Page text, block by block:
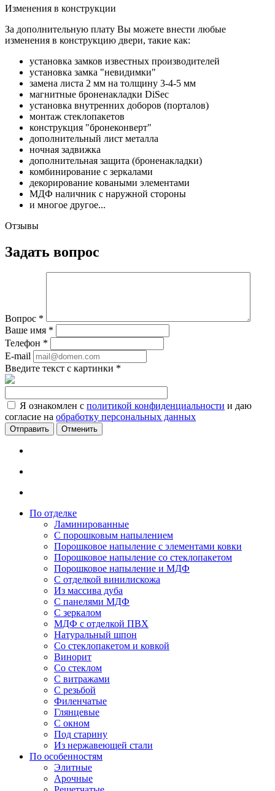
Изменения в конструкции
За дополнительную плату Вы можете внести любые
изменения в конструкцию двери, такие как:
установка замков известных производителей
установка замка "невидимки"
замена листа 2 мм на толщину 3-4-5 мм
магнитные броненакладки DiSec
установка внутренних доборов (порталов)
монтаж стеклопакетов
конструкция "бронеконверт"
дополнительный лист металла
ночная задвижка
дополнительная защита (броненакладки)
комбинирование с зеркалами
декорирование коваными элементами
МДФ наличник с наружной стороны
и многое другое...
Отзывы
Задать вопрос
Вопрос *
Ваше имя *
Телефон *
E-mail
Введите текст с картинки *
Я ознакомлен с политикой конфиденциальности и даю
согласие на обработку персональных данных
Отменить
По отделке
Ламинированные
С порошковым напылением
Порошковое напыление с элементами ковки
Порошковое напыление со стеклопакетом
Порошковое напыление и МДФ
С отделкой винилискожа
Из массива дуба
С панелями МДФ
С зеркалом
МДФ с отделкой ПВХ
Натуральный шпон
Со стеклопакетом и ковкой
Винорит
Со стеклом
С витражами
С резьбой
Филенчатые
Глянцевые
С окном
Под старину
Из нержавеющей стали
По особенностям
Элитные
Арочные